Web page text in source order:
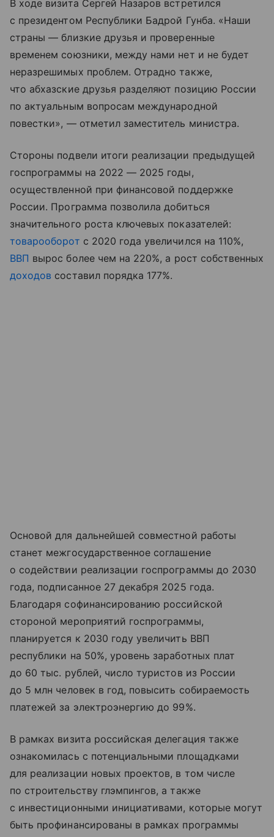
В ходе визита Сергей Назаров встретился
с президентом Республики Бадрой Гунба. «Наши
страны — близкие друзья и проверенные
временем союзники, между нами нет и не будет
неразрешимых проблем. Отрадно также,
что абхазские друзья разделяют позицию России
по актуальным вопросам международной
повестки», — отметил заместитель министра.
Стороны подвели итоги реализации предыдущей
госпрограммы на 2022 — 2025 годы,
осуществленной при финансовой поддержке
России. Программа позволила добиться
значительного роста ключевых показателей:
товарооборот с 2020 года увеличился на 110%,
ВВП вырос более чем на 220%, а рост собственных
доходов составил порядка 177%.
Основой для дальнейшей совместной работы
станет межгосударственное соглашение
о содействии реализации госпрограммы до 2030
года, подписанное 27 декабря 2025 года.
Благодаря софинансированию российской
стороной мероприятий госпрограммы,
планируется к 2030 году увеличить ВВП
республики на 50%, уровень заработных плат
до 60 тыс. рублей, число туристов из России
до 5 млн человек в год, повысить собираемость
платежей за электроэнергию до 99%.
В рамках визита российская делегация также
ознакомилась с потенциальными площадками
для реализации новых проектов, в том числе
по строительству глэмпингов, а также
с инвестиционными инициативами, которые могут
быть профинансированы в рамках программы